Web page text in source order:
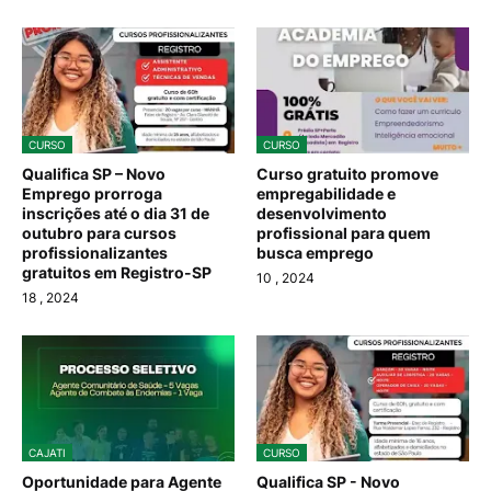
CURSO
Qualifica SP – Novo
Emprego prorroga
inscrições até o dia 31 de
outubro para cursos
profissionalizantes
gratuitos em Registro-SP
18 , 2024
CURSO
Curso gratuito promove
empregabilidade e
desenvolvimento
profissional para quem
busca emprego
10 , 2024
CAJATI
Oportunidade para Agente
CURSO
Qualifica SP - Novo